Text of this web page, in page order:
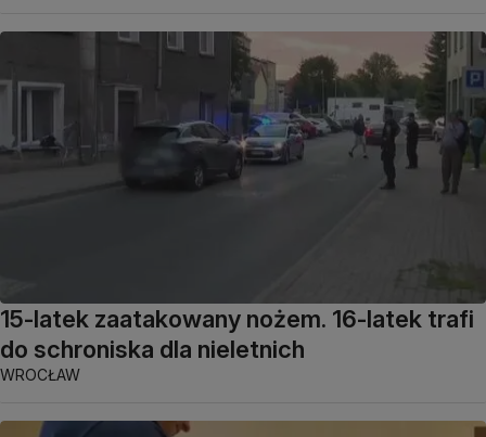
15-latek zaatakowany nożem. 16-latek trafi
do schroniska dla nieletnich
WROCŁAW